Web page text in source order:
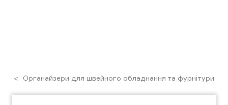
Органайзери для швейного обладнання та фурнітури